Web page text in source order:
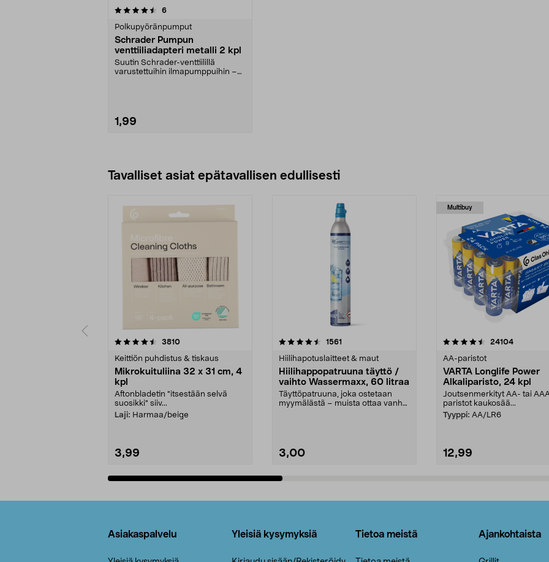
6arvostelut
Polkupyöränpumput
Schrader Pumpun
venttiiliadapteri metalli 2 kpl
Suutin Schrader-venttiilillä
varustettuihin ilmapumppuihin –
1,99
Tavalliset asiat epätavallisen edullisesti
3810arvostelut
Keittiön puhdistus & tiskaus
Mikrokuituliina 32 x 31 cm, 4
kpl
Aftonbladetin "itsestään selvä
suosikki" siiv...
Laji: Harmaa/beige
3,99
4.5viidestä
1561
Hiilihapotuslaitteet & maut
Hiilihappopatruuna täyttö /
vaihto Wassermaxx, 60 litraa
Täyttöpatruuna, joka ostetaan
myymälästä – muista ottaa vanha
3,00
Multibuy
4.5viidestä
24104arvostelut
AA-paristot
VARTA Longlife Power
Alkaliparisto, 24 kpl
Joutsenmerkityt AA- tai
paristot kaukosää...
Tyyppi: AA/LR6
12,99
4.5viidestä
Asiakaspalvelu Yleisiä kysymyksiä Tietoa meistä Ajankohtaista